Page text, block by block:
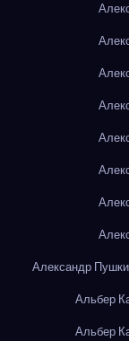
Александр
Альбер
Альбер